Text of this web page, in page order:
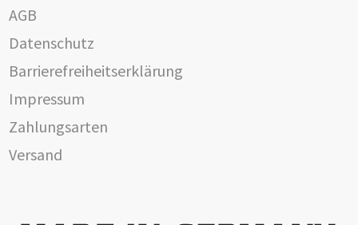
AGB
Datenschutz
Barrierefreiheitserklärung
Impressum
Zahlungsarten
Versand